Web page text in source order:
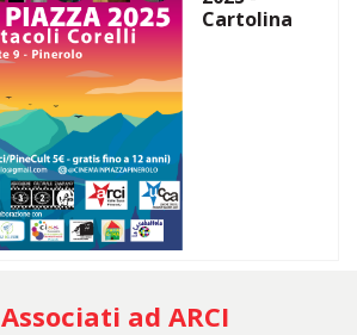
Cartolina
Associati ad ARCI